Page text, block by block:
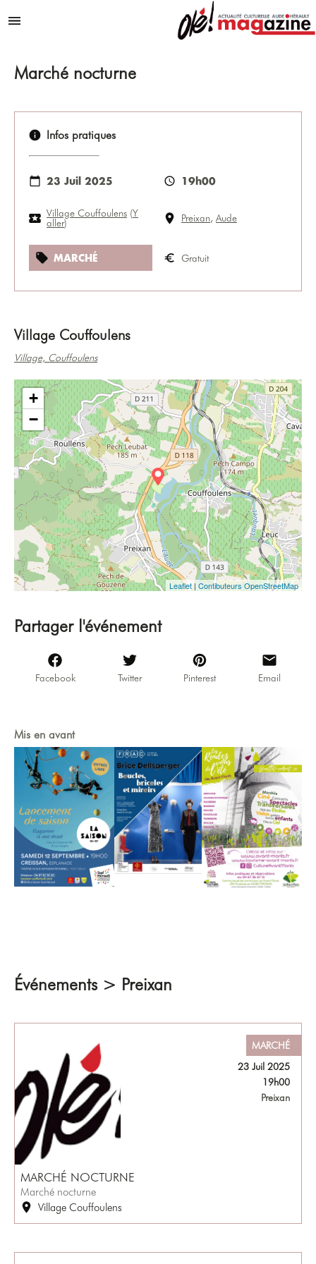
Menu
Marché nocturne
Infos pratiques
23 Juil 2025 19h00
Village Couffoulens (Y
aller) Preixan, Aude
MARCHÉ Gratuit
Village Couffoulens
Village, Couffoulens
+
−
Leaflet | Contibuteurs OpenStreetMap
Partager l'événement
Facebook Twitter Pinterest Email
Mis en avant
Événements > Preixan
MARCHÉ
23 Juil 2025
19h00
Preixan
MARCHÉ NOCTURNE
Marché nocturne
Village Couffoulens